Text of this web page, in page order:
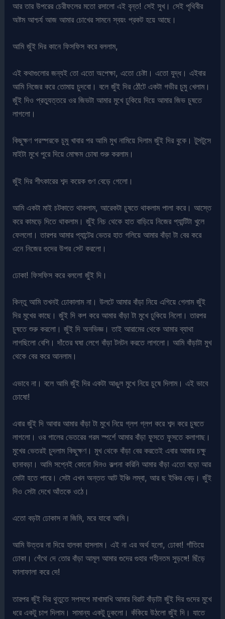
আর তার উপরের চেরীফলের মতো রসালো এই বৃন্ত! সেই সুখ। সেই পৃথিবীর
অষ্টম আশ্চর্য আজ আমার চোখের সামনে স্বয়ং প্রকট হয়ে আছে।
আমি জুঁই দির কানে ফিসফিস করে বললাম,
এই কথাগুলোর জন্যই তো এতো অপেক্ষা, এতো চেষ্টা। এতো যুদ্ধ। এইবার
আমি নিজের করে তোমায় চুদবো। বলে জুঁই দির ঠোঁটে একটা গভীর চুমু খেলাম।
জুঁই দিও প্রত্যুত্তরে ওর জিভটা আমার মুখে ঢুকিয়ে দিয়ে আমার জিভ চুষতে
লাগলো।
কিছুক্ষণ পরস্পরকে চুমু খাবার পর আমি মুখ নামিয়ে দিলাম জুঁই দির বুকে। টুসটুসে
মাইটা মুখে পুরে দিয়ে মোক্ষম চোষা শুরু করলাম।
জুঁই দির শীৎকারের শব্দ কয়েক গুণ বেড়ে গেলো।
আমি একটা মাই চটকাতে থাকলাম, আরেকটা চুষতে থাকলাম পালা করে। আস্তে
করে কামড়ে দিতে থাকলাম। জুঁই নিচ থেকে হাত বাড়িয়ে নিজের প্যান্টিটা খুলে
ফেললো। তারপর আমার প্যান্টের ভেতর হাত গলিয়ে আমার বাঁড়া টা বের করে
এনে নিজের গুদের উপর সেট করলো।
ঢোকা! ফিসফিস করে বললো জুঁই দি।
কিন্তু আমি তখনই ঢোকালাম না। উলটে আমার বাঁড়া নিয়ে এগিয়ে গেলাম জুঁই
দির মুখের কাছে। জুঁই দি কপ করে আমার বাঁড়া টা মুখে ঢুকিয়ে নিলো। তারপর
চুষতে শুরু করলো। জুঁই দি অনভিজ্ঞ। তাই আরামের থেকে আমার ব্যাথা
লাগছিলো বেশি। দাঁতের ঘষা লেগে বাঁড়া টনটন করতে লাগলো। আমি বাঁড়াটা মুখ
থেকে বের করে আনলাম।
এভাবে না। বলে আমি জুঁই দির একটা আঙুল মুখে নিয়ে চুষে দিলাম। এই ভাবে
চোষো!
এবার জুঁই দি আবার আমার বাঁড়া টা মুখে নিয়ে গ্লপ গ্লপ করে শব্দ করে চুষতে
লাগলো। ওর গালের ভেতরের গরম স্পর্শে আমার বাঁড়া ফুসতে ফুসতে কলাগাছ।
মুখের ভেতরই চুদলাম কিছুক্ষণ। মুখ থেকে বাঁড়া বের করতেই এবার আমার চক্ষু
ছানাবড়া। আমি সপ্নেই কোনো দিনও কল্পনা করিনি আমার বাঁড়া এতো বড়ো আর
মোটা হতে পারে। সেটা এখন অন্তত আট ইঞ্চি লম্বা, আর ছ ইঞ্চির বেড়। জুঁই
দিও সেটা দেখে আঁতকে ওঠে।
এতো বড়টা ঢোকাস না জিমি, মরে যাবো আমি।
আমি উত্তর না দিয়ে হালকা হাসলাম। এই না এর অর্থ হলো, ঢোকা! গাঁতিয়ে
ঢোকা। গেঁথে দে তোর বাঁড়া আমূল আমার গুদের গুহার গহীনতম সুড়ঙ্গে! ছিঁড়ে
ফালাফালা করে দে!
তারপর জুঁই দির থুতুতে সপসপে মাখামাখি আমার বিরাট বাঁড়াটা জুঁই দির গুদের মুখে
ধরে একটু চাপ দিলাম। সামান্য একটু ঢুকলো। কঁকিয়ে উঠলো জুঁই দি। যাতে